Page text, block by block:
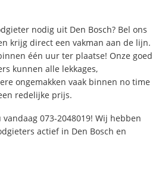
nodig uit Den Bosch? Bel ons
krijg direct een vakman aan de lijn.
één uur ter plaatse! Onze goed
kunnen alle lekkages,
ongemakken vaak binnen no time
redelijke prijs.
vandaag 073-2048019! Wij hebben
actief in Den Bosch en